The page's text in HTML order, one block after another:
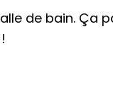
de bain. Ça